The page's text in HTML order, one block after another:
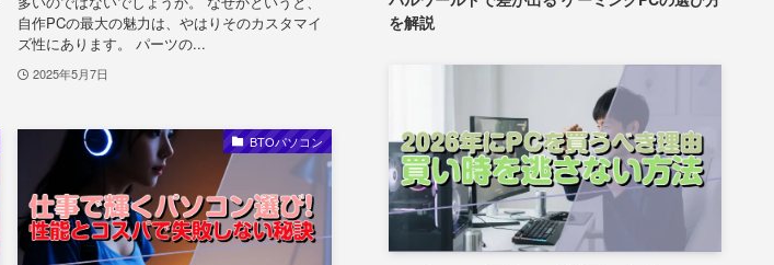
自作PCの最大の魅力は、やはりそのカスタマイ
ズ性にあります。 パーツの...
2025年5月7日
BTOパソコン
を解説